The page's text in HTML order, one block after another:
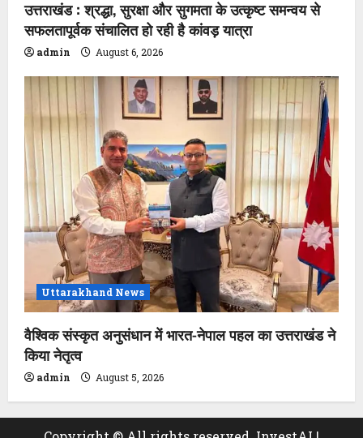
उत्तराखंड : श्रद्धा, सुरक्षा और सुगमता के उत्कृष्ट समन्वय से
सफलतापूर्वक संचालित हो रही है कांवड़ यात्रा
admin August 6, 2026
Uttarakhand News
वैश्विक संस्कृत अनुसंधान में भारत-नेपाल पहल का उत्तराखंड ने
किया नेतृत्व
admin August 5, 2026